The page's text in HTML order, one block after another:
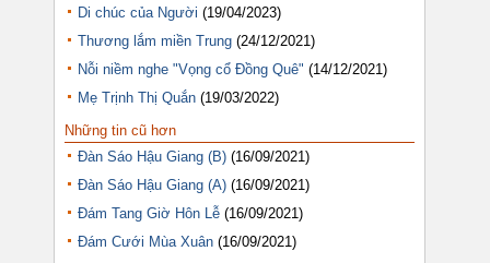
Di chúc của Người (19/04/2023)
Thương lắm miền Trung (24/12/2021)
Nỗi niềm nghe "Vọng cổ Đồng Quê" (14/12/2021)
Mẹ Trịnh Thị Quắn (19/03/2022)
Những tin cũ hơn
Đàn Sáo Hậu Giang (B) (16/09/2021)
Đàn Sáo Hậu Giang (A) (16/09/2021)
Đám Tang Giờ Hôn Lễ (16/09/2021)
Đám Cưới Mùa Xuân (16/09/2021)